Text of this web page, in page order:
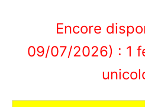
Encore
09/07/2026) : 1